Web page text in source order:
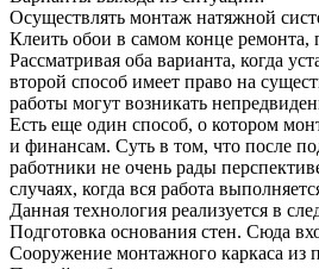
Осуществлять монтаж натяжной
Клеить обои в самом конце ремонта,
Рассматривая оба варианта, когда
второй способ имеет право на
работы могут возникать
Есть еще один способ, о котором
и финансам. Суть в том, что после
работники не очень рады
случаях, когда вся работа
Данная технология реализуется в
Подготовка основания стен. Сюда
Сооружение монтажного каркаса из